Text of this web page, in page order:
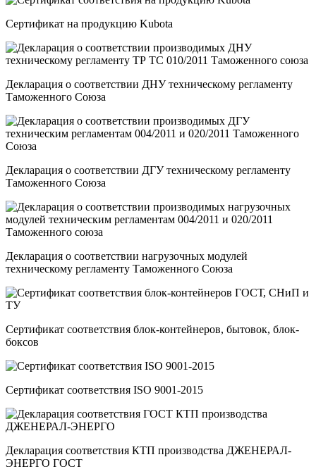
Сертификат на продукцию Kubota
Декларация о соответствии ДНУ техническому регламенту
Таможенного Союза
Декларация о соответствии ДГУ техническому регламенту
Таможенного Союза
Декларация о соответствии нагрузочных модулей
техническому регламенту Таможенного Союза
Сертификат соответствия блок-контейнеров, бытовок, блок-
боксов
Сертификат соответствия ISO 9001-2015
Декларация соответствия КТП производства ДЖЕНЕРАЛ-
ЭНЕРГО ГОСТ